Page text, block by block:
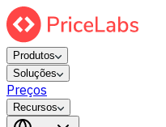
Produtos
Soluções
Preços
Recursos